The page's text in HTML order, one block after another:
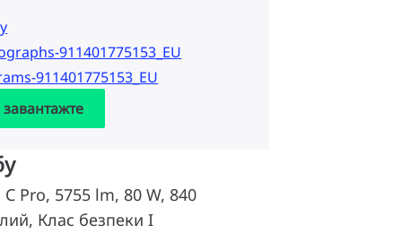
911401775153_EU
911401775153_EU
завантажте
Pro, 5755 lm, 80 W, 840
Клас безпеки I